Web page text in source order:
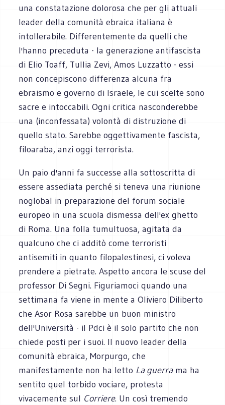
una constatazione dolorosa che per gli attuali
leader della comunità ebraica italiana è
intollerabile. Differentemente da quelli che
l'hanno preceduta - la generazione antifascista
di Elio Toaff, Tullia Zevi, Amos Luzzatto - essi
non concepiscono differenza alcuna fra
ebraismo e governo di Israele, le cui scelte sono
sacre e intoccabili. Ogni critica nasconderebbe
una (inconfessata) volontà di distruzione di
quello stato. Sarebbe oggettivamente fascista,
filoaraba, anzi oggi terrorista.
Un paio d'anni fa successe alla sottoscritta di
essere assediata perché si teneva una riunione
noglobal in preparazione del forum sociale
europeo in una scuola dismessa dell'ex ghetto
di Roma. Una folla tumultuosa, agitata da
qualcuno che ci additò come terroristi
antisemiti in quanto filopalestinesi, ci voleva
prendere a pietrate. Aspetto ancora le scuse del
professor Di Segni. Figuriamoci quando una
settimana fa viene in mente a Oliviero Diliberto
che Asor Rosa sarebbe un buon ministro
dell'Università - il Pdci è il solo partito che non
chiede posti per i suoi. Il nuovo leader della
comunità ebraica, Morpurgo, che
manifestamente non ha letto La guerrama ha
sentito quel torbido vociare, protesta
vivacemente sul Corriere. Un così tremendo